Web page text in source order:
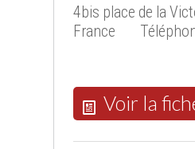
4bis place de la
France
Voir la